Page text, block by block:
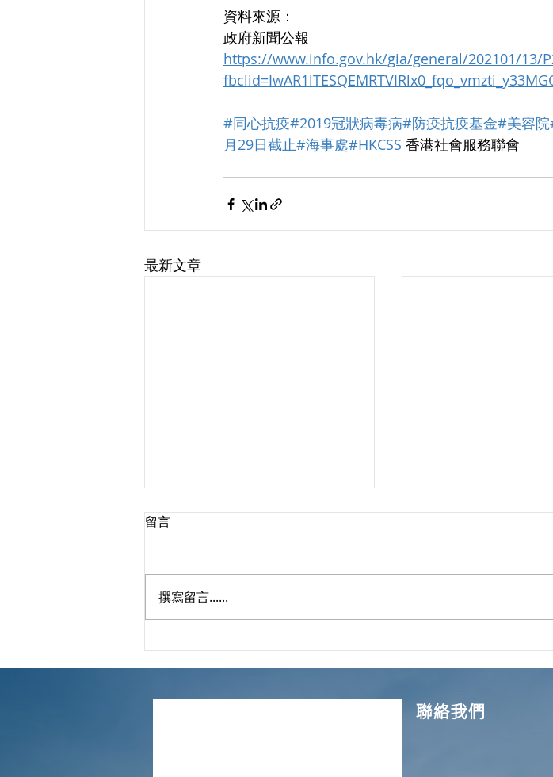
資料來源：
政府新聞公報
https://www.info.gov.hk/gia/general/202101/13/
#同心抗疫#2019冠狀病毒病#防疫抗疫基金#美容院
月29日截止#海事處#HKCSS 香港社會服務聯會
最新文章
留言
撰寫留言......
聯絡我們